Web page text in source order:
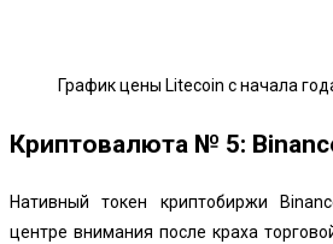
График цены Litecoin с начала
Криптовалюта № 5:
Нативный токен криптобиржи
центре внимания после краха